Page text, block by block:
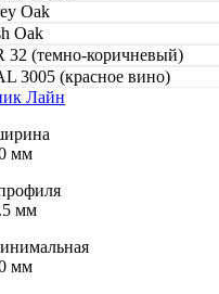
Oak
Oak
32 (темно-коричневый)
3005 (красное вино)
Лайн
мм
мм
мм